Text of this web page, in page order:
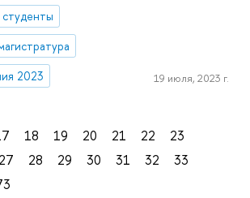
студенты
2023
19 июля, 2023 г.
18 19 20 21 22
23
27 28 29 30 31 32
33